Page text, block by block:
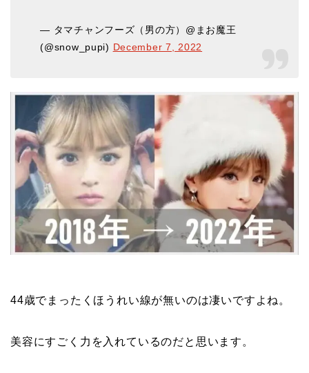
— タマチャンフーズ（男の方）@まお魔王
(@snow_pupi) December 7, 2022
44歳でまったくほうれい線が無いのは凄いですよね。
美容にすごく力を入れているのだと思います。